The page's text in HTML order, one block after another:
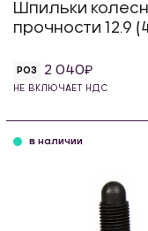
Шпильки
прочности 12.9
РОЗ 2 040
НЕ ВКЛЮЧАЕТ НДС
в наличии